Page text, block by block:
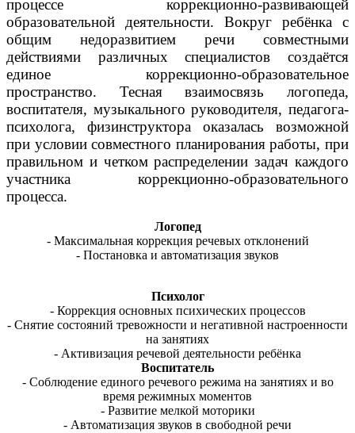
процессе коррекционно-развивающей
образовательной деятельности. Вокруг ребёнка с
общим недоразвитием речи совместными
действиями различных специалистов создаётся
единое коррекционно-образовательное
пространство. Тесная взаимосвязь логопеда,
воспитателя, музыкального руководителя, педагога-
психолога, физинструктора оказалась возможной
при условии совместного планирования работы, при
правильном и четком распределении задач каждого
участника коррекционно-образовательного
процесса.
Логопед
- Максимальная коррекция речевых отклонений
- Постановка и автоматизация звуков
Психолог
- Коррекция основных психических процессов
- Снятие состояний тревожности и негативной настроенности
на занятиях
- Активизация речевой деятельности ребёнка
Воспитатель
- Соблюдение единого речевого режима на занятиях и во
время режимных моментов
- Развитие мелкой моторики
- Автоматизация звуков в свободной речи